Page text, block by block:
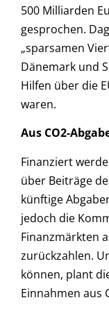
500 Milliarden
gesprochen.
„sparsamen
Dänemark und
Hilfen über die
waren.
Aus CO2-
Finanziert
über Beiträge
künftige
jedoch die
Finanzmärkten
zurückzahlen.
können, plant
Einnahmen aus